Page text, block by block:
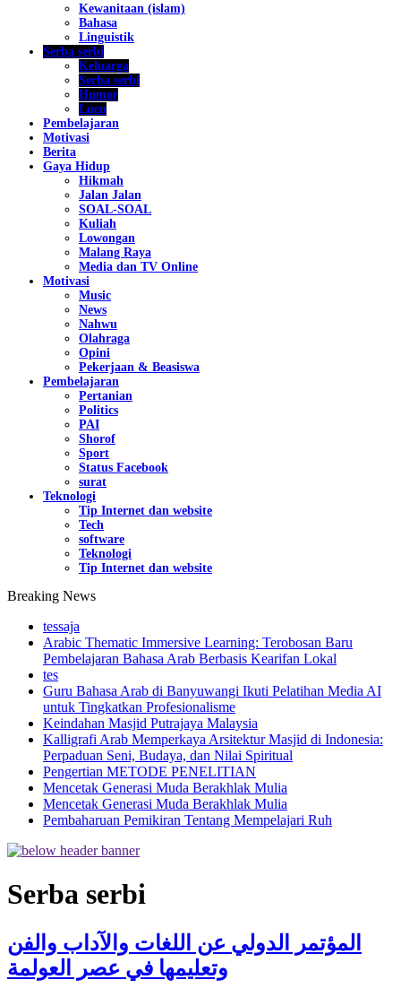
Kewanitaan (islam)
Bahasa
Linguistik
Serba serbi
Keluarga
Serba serbi
Humor
Lucu
Pembelajaran
Motivasi
Berita
Gaya Hidup
Hikmah
Jalan Jalan
SOAL-SOAL
Kuliah
Lowongan
Malang Raya
Media dan TV Online
Motivasi
Music
News
Nahwu
Olahraga
Opini
Pekerjaan & Beasiswa
Pembelajaran
Pertanian
Politics
PAI
Shorof
Sport
Status Facebook
surat
Teknologi
Tip Internet dan website
Tech
software
Teknologi
Tip Internet dan website
Breaking News
tessaja
Arabic Thematic Immersive Learning: Terobosan Baru
Pembelajaran Bahasa Arab Berbasis Kearifan Lokal
tes
Guru Bahasa Arab di Banyuwangi Ikuti Pelatihan Media AI
untuk Tingkatkan Profesionalisme
Keindahan Masjid Putrajaya Malaysia
Kalligrafi Arab Memperkaya Arsitektur Masjid di Indonesia:
Perpaduan Seni, Budaya, dan Nilai Spiritual
Pengertian METODE PENELITIAN
Mencetak Generasi Muda Berakhlak Mulia
Mencetak Generasi Muda Berakhlak Mulia
Pembaharuan Pemikiran Tentang Mempelajari Ruh
Serba serbi
المؤتمر الدولي عن اللغات والآداب والفن
وتعليمها في عصر العولمة